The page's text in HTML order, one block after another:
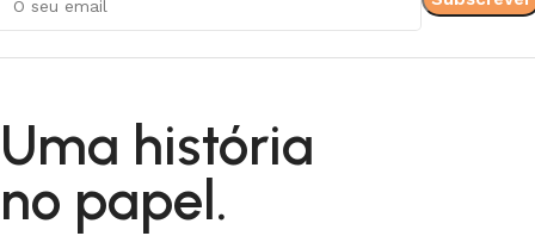
Uma história
no papel.